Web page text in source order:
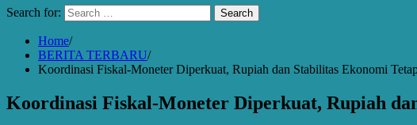
Search for:
Home
BERITA TERBARU
Koordinasi Fiskal-Moneter Diperkuat, Rupiah dan Stabilitas Ekonomi
Koordinasi Fiskal-Moneter Diperkuat, Rupiah